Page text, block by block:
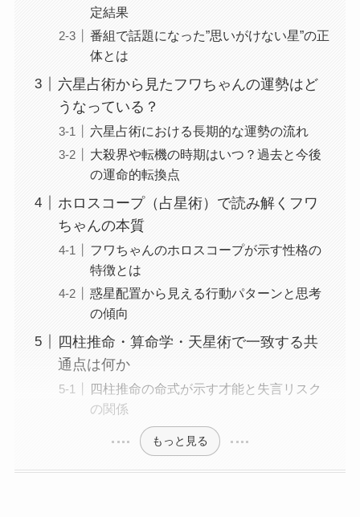
定結果
番組で話題になった”思いがけない星”の正
体とは
六星占術から見たフワちゃんの運勢はど
うなっている？
六星占術における長期的な運勢の流れ
大殺界や転機の時期はいつ？過去と今後
の運命的転換点
ホロスコープ（占星術）で読み解くフワ
ちゃんの本質
フワちゃんのホロスコープが示す性格の
特徴とは
惑星配置から見える行動パターンと思考
の傾向
四柱推命・算命学・天星術で一致する共
通点は何か
四柱推命の命式が示す才能と失言リスク
の関係
もっと見る